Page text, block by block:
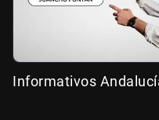
Informativos